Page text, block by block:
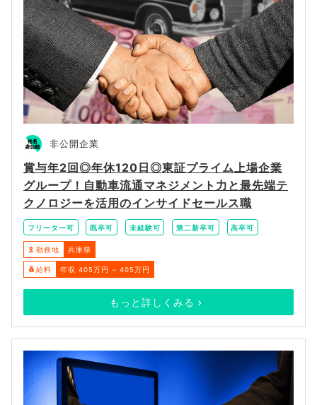
非公開企業
賞与年2回◎年休120日◎東証プライム上場企業
グループ！自動車流通マネジメント力と最先端テ
クノロジーを活用のインサイドセールス職
フリーター可 既卒可 未経験可 第二新卒可 高卒可
勤務地 兵庫県
給料 年収 405万円 ~ 405万円
もっと詳しくみる